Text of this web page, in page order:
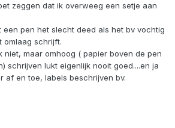
zeggen dat ik overweeg een setje aan
een pen het slecht deed als het bv vochtig
omlaag schrijft.
niet, maar omhoog ( papier boven de pen
schrijven lukt eigenlijk nooit goed....en ja
af en toe, labels beschrijven bv.